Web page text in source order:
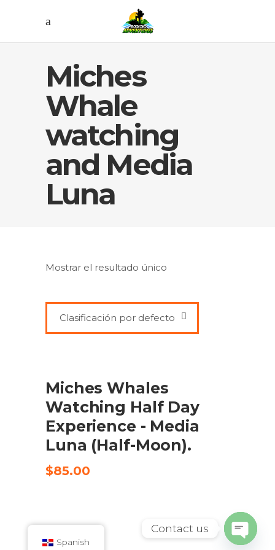
Miches
Whale
watching
and Media
Luna
Mostrar el resultado único
Clasificación por defecto
Miches Whales
Watching Half Day
Experience - Media
Luna (Half-Moon).
$85.00
Spanish
Contact us